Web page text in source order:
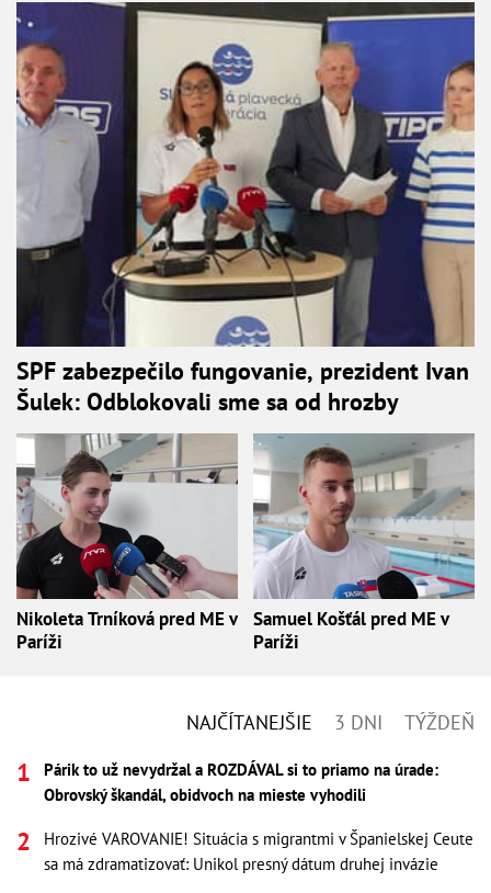
SPF zabezpečilo fungovanie, prezident Ivan
Šulek: Odblokovali sme sa od hrozby
Nikoleta Trníková pred ME v
Paríži
Samuel Košťál pred ME v
Paríži
NAJČÍTANEJŠIE 3 DNI TÝŽDEŇ
Párik to už nevydržal a ROZDÁVAL si to priamo na úrade:
Obrovský škandál, obidvoch na mieste vyhodili
Hrozivé VAROVANIE! Situácia s migrantmi v Španielskej Ceute
sa má zdramatizovať: Unikol presný dátum druhej invázie